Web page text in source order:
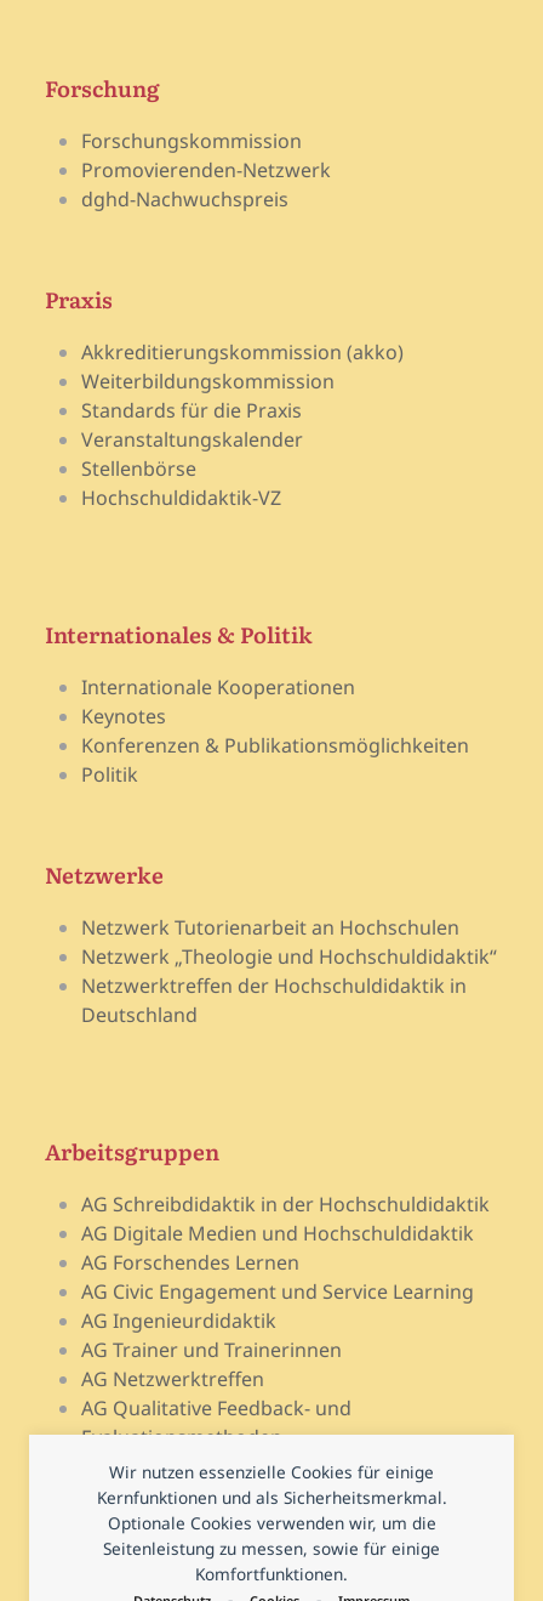
Wir nutzen essenzielle Cookies für einige
Kernfunktionen und als Sicherheitsmerkmal.
Optionale Cookies verwenden wir, um die
Seitenleistung zu messen, sowie für einige
Komfortfunktionen.
Forschung
Forschungskommission
Promovierenden-Netzwerk
dghd-Nachwuchspreis
Praxis
Akkreditierungskommission (akko)
Weiterbildungskommission
Standards für die Praxis
Veranstaltungskalender
Stellenbörse
Hochschuldidaktik-VZ
Internationales & Politik
Internationale Kooperationen
Keynotes
Konferenzen & Publikationsmöglichkeiten
Politik
Netzwerke
Netzwerk Tutorienarbeit an Hochschulen
Netzwerk „Theologie und Hochschuldidaktik“
Netzwerktreffen der Hochschuldidaktik in
Deutschland
Arbeitsgruppen
AG Schreibdidaktik in der Hochschuldidaktik
AG Digitale Medien und Hochschuldidaktik
AG Forschendes Lernen
AG Civic Engagement und Service Learning
AG Ingenieurdidaktik
AG Trainer und Trainerinnen
AG Netzwerktreffen
AG Qualitative Feedback- und
Evaluationsmethoden
AG Open Teach Ware – Lehrportale
AG Psychologie und Lehr-Lern-Forschung
AG Prüfen und Prüfungsdidaktik
AG Hochschuldidaktische Regional- und
Landesnetzwerke